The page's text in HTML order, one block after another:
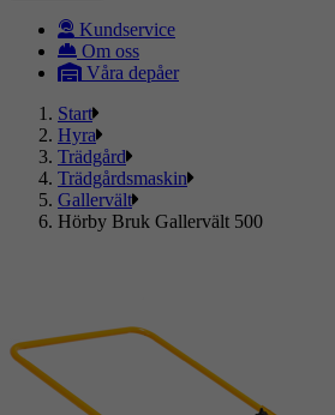
Kundservice
Om oss
Våra depåer
Start
Hyra
Trädgård
Trädgårdsmaskin
Gallervält
Hörby Bruk Gallervält 500